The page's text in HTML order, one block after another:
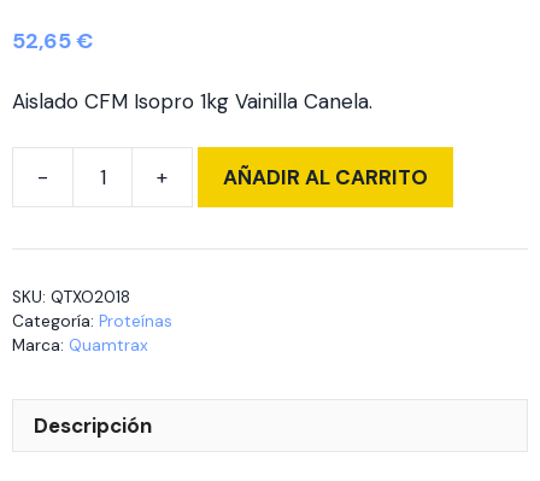
52,65€
Aislado CFM Isopro 1kg Vainilla Canela.
Isopro
1
AÑADIR AL CARRITO
SKU: QTXO2018
Categoría: Proteínas
Marca: Quamtrax
Descripción